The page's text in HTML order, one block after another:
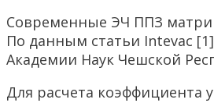
Современные ЭЧ ППЗ
По данным статьи Intevac
Академии Наук Чешской
Для расчета коэффициента